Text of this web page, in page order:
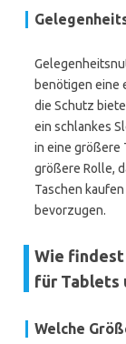
benötigen eine
die Schutz
ein schlankes
in eine größere
größere Rolle,
Taschen
bevorzugen.
Wie
für Tablets
Welche